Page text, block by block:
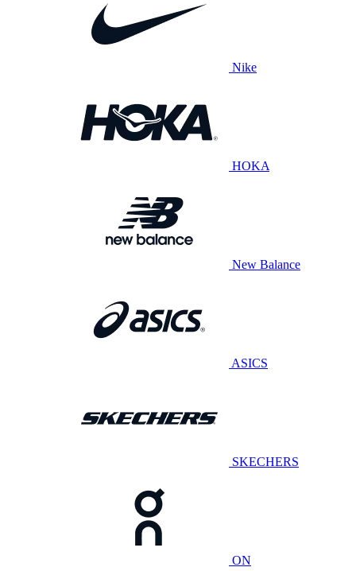
Nike
HOKA
New Balance
ASICS
SKECHERS
ON